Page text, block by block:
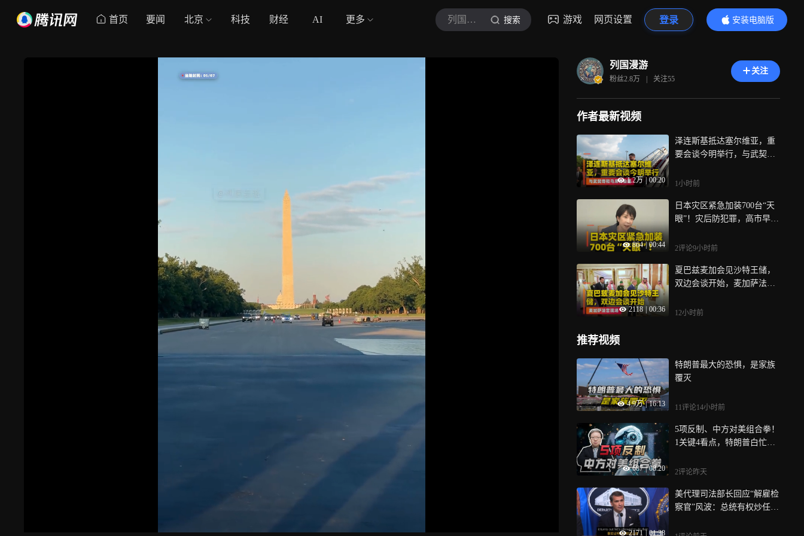
首页 要闻 北京 科技 财经 AI 更多 列国漫游 搜索 游戏 网页设置 登录
安装电脑版
内容更精彩
列国漫游
粉丝2.8万 | 关注55
关注
作者最新视频
1.2万 00:20
泽连斯基抵达塞尔维亚，重
要会谈今明举行，与武契奇
1小时前
864 | 00:44
日本灾区紧急加装700台“天
眼”！灾后防犯罪，高市早苗
2评论9小时前
2118 | 00:36
夏巴兹麦加会见沙特王储，
双边会谈开始，麦加萨法宫
12小时前
推荐视频
4.9万 | 16:13
特朗普最大的恐惧，是家族
覆灭
11评论14小时前
687 | 08:20
5项反制、中方对美组合拳！
1关键4看点，特朗普白忙活
2评论昨天
2171 | 01:38
美代理司法部长回应“解雇检
察官”风波：总统有权炒任何